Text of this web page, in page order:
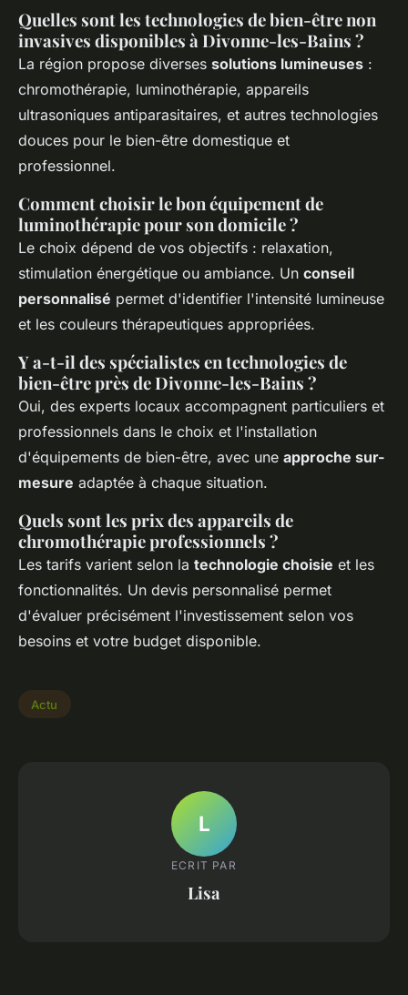
Quelles sont les technologies de bien-être non
invasives disponibles à Divonne-les-Bains ?
La région propose diverses solutions lumineuses :
chromothérapie, luminothérapie, appareils
ultrasoniques antiparasitaires, et autres technologies
douces pour le bien-être domestique et
professionnel.
Comment choisir le bon équipement de
luminothérapie pour son domicile ?
Le choix dépend de vos objectifs : relaxation,
stimulation énergétique ou ambiance. Un conseil
personnalisé permet d'identifier l'intensité lumineuse
et les couleurs thérapeutiques appropriées.
Y a-t-il des spécialistes en technologies de
bien-être près de Divonne-les-Bains ?
Oui, des experts locaux accompagnent particuliers et
professionnels dans le choix et l'installation
d'équipements de bien-être, avec une approche sur-
mesure adaptée à chaque situation.
Quels sont les prix des appareils de
chromothérapie professionnels ?
Les tarifs varient selon la technologie choisie et les
fonctionnalités. Un devis personnalisé permet
d'évaluer précisément l'investissement selon vos
besoins et votre budget disponible.
Actu
L
ECRIT PAR
Lisa